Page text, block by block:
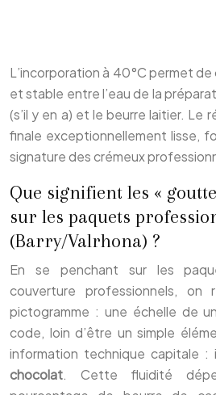
L’incorporation à 40°C permet
et stable entre l’eau de la
(s’il y en a) et le beurre laitier. Le
finale exceptionnellement lisse,
signature des crémeux
Que signifient les «
sur les paquets
(Barry/Valrhona) ?
En se penchant sur les
couverture professionnels, on
pictogramme : une échelle de
code, loin d’être un simple
information technique capitale :
chocolat. Cette fluidité